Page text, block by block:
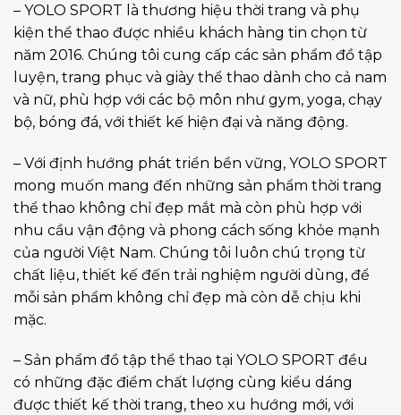
– YOLO SPORT là thương hiệu thời trang và phụ
kiện thể thao được nhiều khách hàng tin chọn từ
năm 2016. Chúng tôi cung cấp các sản phẩm đồ tập
luyện, trang phục và giày thể thao dành cho cả nam
và nữ, phù hợp với các bộ môn như gym, yoga, chạy
bộ, bóng đá, với thiết kế hiện đại và năng động.
– Với định hướng phát triển bền vững, YOLO SPORT
mong muốn mang đến những sản phẩm thời trang
thể thao không chỉ đẹp mắt mà còn phù hợp với
nhu cầu vận động và phong cách sống khỏe mạnh
của người Việt Nam. Chúng tôi luôn chú trọng từ
chất liệu, thiết kế đến trải nghiệm người dùng, để
mỗi sản phẩm không chỉ đẹp mà còn dễ chịu khi
mặc.
– Sản phẩm đồ tập thể thao tại YOLO SPORT đều
có những đặc điểm chất lượng cùng kiểu dáng
được thiết kế thời trang, theo xu hướng mới, với